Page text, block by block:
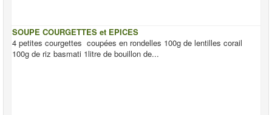
SOUPE COURGETTES et EPICES
4 petites courgettes coupées en rondelles 100g de lentilles corail
100g de riz basmati 1litre de bouillon de...